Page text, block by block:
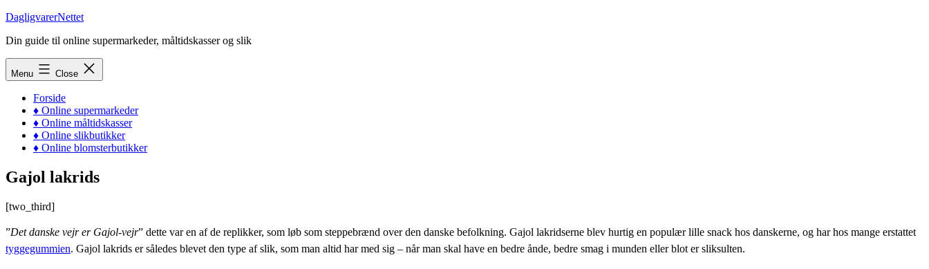
Skip
content
DagligvarerNettet
Din guide til online supermarkeder, måltidskasser og slik
Menu Close
Forside
♦ Online supermarkeder
♦ Online måltidskasser
♦ Online slikbutikker
♦ Online blomsterbutikker
Gajol lakrids
[two_third]
”Det danske vejr er Gajol-vejr” dette var en af de replikker, som løb som steppebrænd over den danske befolkning. Gajol lakridserne blev hurtig en populær lille snack hos danskerne, og har hos mange erstattet
tyggegummien. Gajol lakrids er således blevet den type af slik, som man altid har med sig – når man skal have en bedre ånde, bedre smag i munden eller blot er sliksulten.